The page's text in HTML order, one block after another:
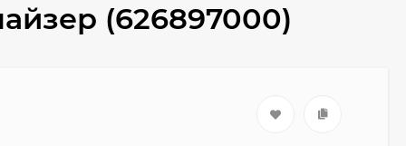
(626897000)